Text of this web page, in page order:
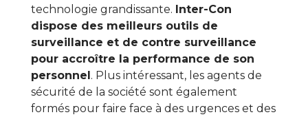
technologie grandissante. Inter-Con
dispose des meilleurs outils de
surveillance et de contre surveillance
pour accroître la performance de son
personnel. Plus intéressant, les agents de
sécurité de la société sont également
formés pour faire face à des urgences et des